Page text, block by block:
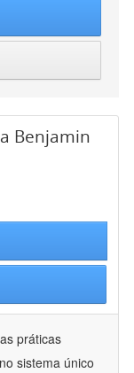
Benjamin
práticas
sistema único